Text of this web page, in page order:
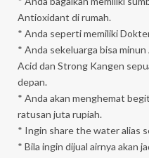
Antioxidant di rumah.
* Anda seperti memiliki
* Anda sekeluarga bisa
Acid dan Strong Kangen
depan.
* Anda akan menghemat
ratusan juta rupiah.
* Ingin share the water alias
* Bila ingin dijual airnya akan